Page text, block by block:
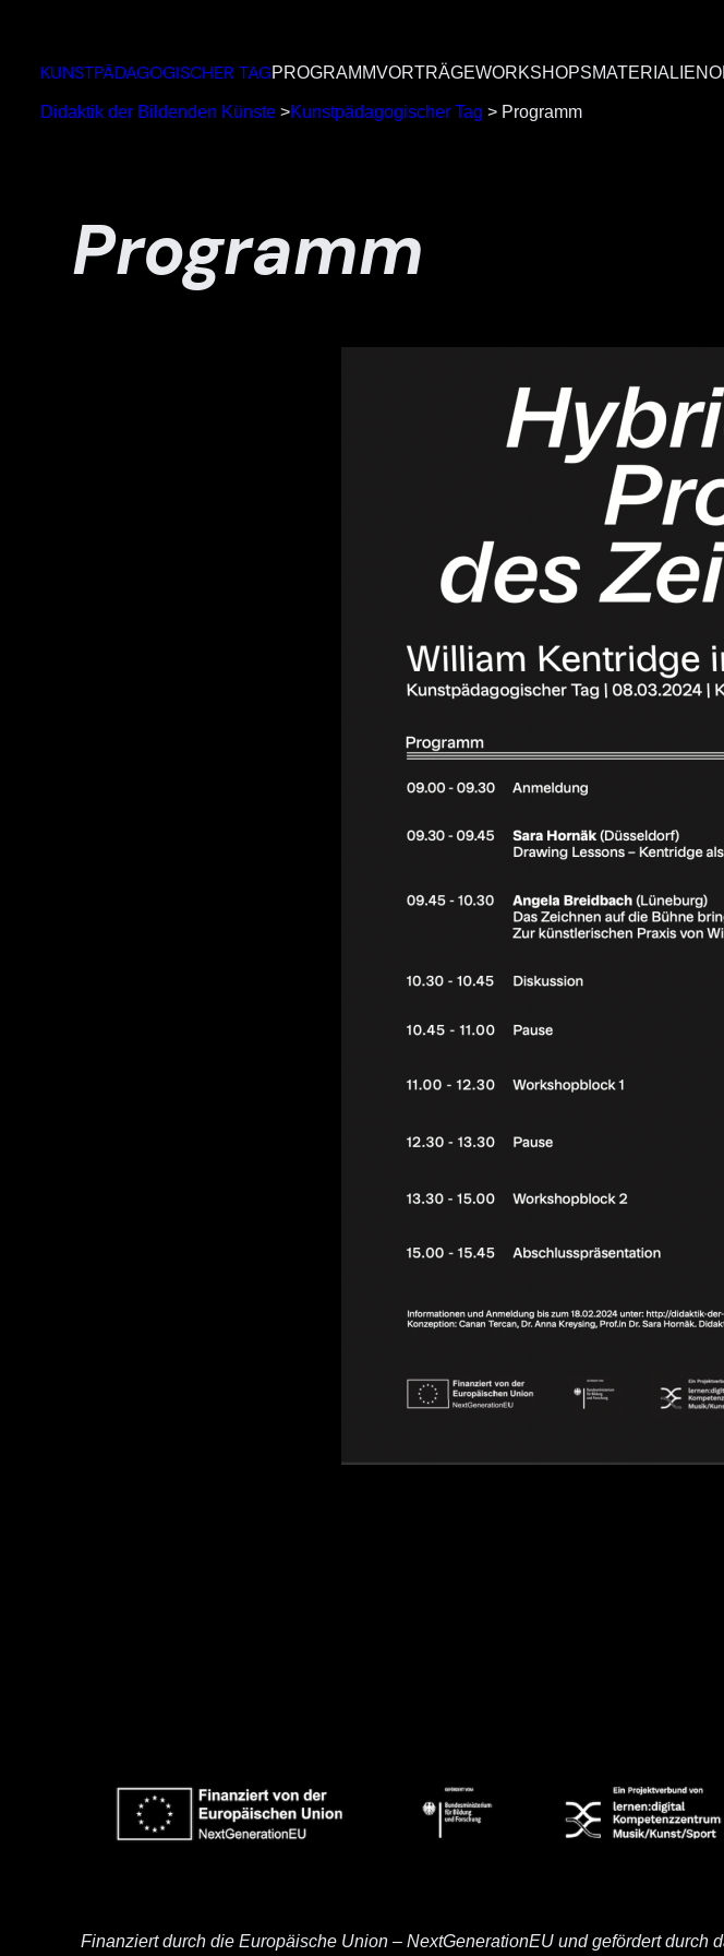
springen
KUNSTPÄDAGOGISCHER TAGPROGRAMMVORTRÄGEWORKSHOPSMATERIALIEN
Didaktik der Bildenden Künste >Kunstpädagogischer Tag > Programm
Programm
Finanziert durch die Europäische Union – NextGenerationEU und gefördert